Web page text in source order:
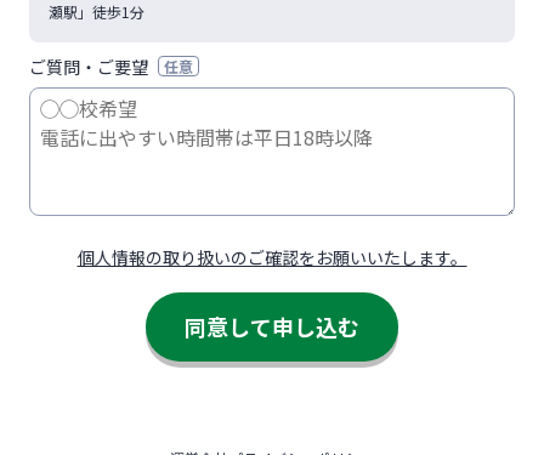
瀬駅」徒歩1分
ご質問・ご要望 任意
個人情報の取り扱いのご確認をお願いいたします。
同意して申し込む